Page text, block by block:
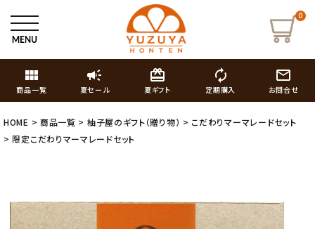
0
view_module
商品一覧
campaign
夏セール
card_giftcard
夏ギフト
autorenew
定期購入
mail_outline
お問合せ
HOME 商品一覧 柚子屋のギフト（贈り物）
こだわりマーマレードセット
限定こだわりマーマレードセット